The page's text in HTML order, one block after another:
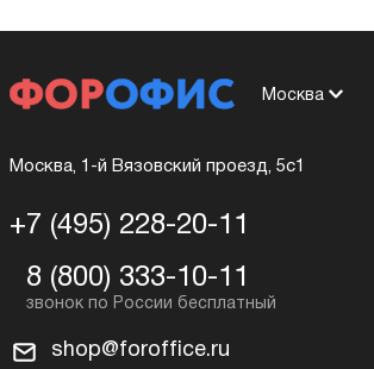
Москва
Москва, 1-й Вязовский проезд, 5с1
+7 (495) 228-20-11
8 (800) 333-10-11
shop@foroffice.ru